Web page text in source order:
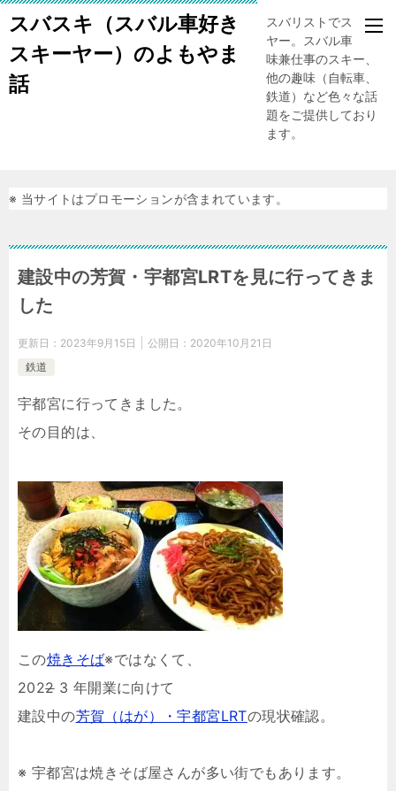
スバスキ（スバル車好き
スキーヤー）のよもやま
話
スバリストでスキー
ヤー。スバル車、趣
味兼仕事のスキー、
他の趣味（自転車、
鉄道）など色々な話
題をご提供しており
ます。
※ 当サイトはプロモーションが含まれています。
建設中の芳賀・宇都宮LRTを見に行ってきま
した
更新日： 2023年9月15日 公開日： 2020年10月21日
鉄道
宇都宮に行ってきました。
その目的は、
この焼きそば※ではなくて、
20223 年開業に向けて
建設中の芳賀（はが）・宇都宮LRTの現状確認。
※ 宇都宮は焼きそば屋さんが多い街でもあります。